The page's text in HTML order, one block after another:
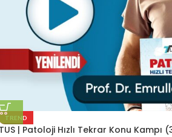
TREND
| Patoloji Hızlı Tekrar Konu Kampı